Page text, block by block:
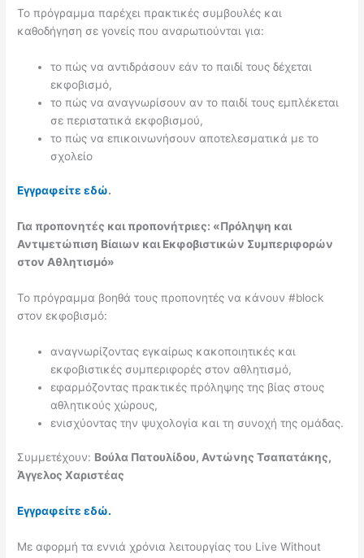
Το πρόγραμμα παρέχει πρακτικές συμβουλές και
καθοδήγηση σε γονείς που αναρωτιούνται για:
το πώς να αντιδράσουν εάν το παιδί τους δέχεται
εκφοβισμό,
το πώς να αναγνωρίσουν αν το παιδί τους εμπλέκεται
σε περιστατικά εκφοβισμού,
το πώς να επικοινωνήσουν αποτελεσματικά με το
σχολείο
Εγγραφείτε εδώ.
Για προπονητές και προπονήτριες: «Πρόληψη και
Αντιμετώπιση Βίαιων και Εκφοβιστικών Συμπεριφορών
στον Αθλητισμό»
Το πρόγραμμα βοηθά τους προπονητές να κάνουν #block
στον εκφοβισμό:
αναγνωρίζοντας εγκαίρως κακοποιητικές και
εκφοβιστικές συμπεριφορές στον αθλητισμό,
εφαρμόζοντας πρακτικές πρόληψης της βίας στους
αθλητικούς χώρους,
ενισχύοντας την ψυχολογία και τη συνοχή της ομάδας.
Συμμετέχουν: Βούλα Πατουλίδου, Αντώνης Τσαπατάκης,
Άγγελος Χαριστέας
Εγγραφείτε εδώ.
Με αφορμή τα εννιά χρόνια λειτουργίας του Live Without